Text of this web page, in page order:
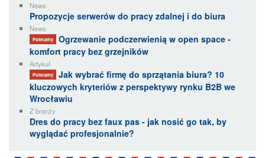
News
Propozycje serwerów do pracy zdalnej i do biura
News
Polecamy
Ogrzewanie podczerwienią w open space -
komfort pracy bez grzejników
Artykuł
Polecamy
Jak wybrać firmę do sprzątania biura? 10
kluczowych kryteriów z perspektywy rynku B2B we
Wrocławiu
Z branży
Dres do pracy bez faux pas - jak nosić go tak, by
wyglądać profesjonalnie?